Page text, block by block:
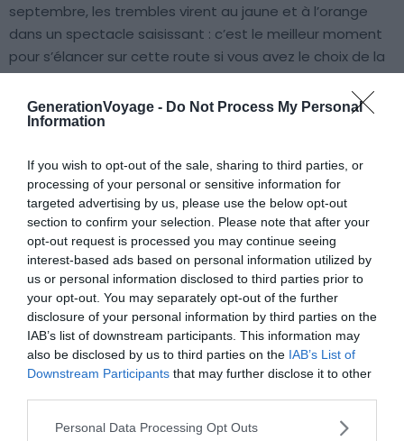
GenerationVoyage - Do Not Process My Personal
Information
If you wish to opt-out of the sale, sharing to third parties, or
processing of your personal or sensitive information for
targeted advertising by us, please use the below opt-out
section to confirm your selection. Please note that after your
opt-out request is processed you may continue seeing
interest-based ads based on personal information utilized by
us or personal information disclosed to third parties prior to
your opt-out. You may separately opt-out of the further
disclosure of your personal information by third parties on the
IAB’s list of downstream participants. This information may
also be disclosed by us to third parties on the IAB’s List of
Downstream Participants that may further disclose it to other
Personal Data Processing Opt Outs
septembre, les trembles virent au jaune et à l’orange
dans un spectacle saisissant : c’est le meilleur moment
pour s’élancer sur cette route si vous avez le choix de la
saison.
Mount Blue Sky Scenic Byway : le
point le plus haut en voiture